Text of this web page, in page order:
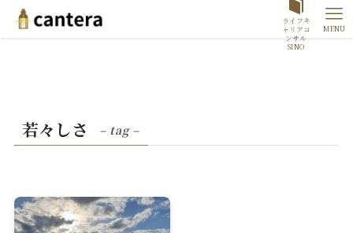
ライフキ
ャリアコ
ンサル
SINO
MENU
若々しさ – tag –